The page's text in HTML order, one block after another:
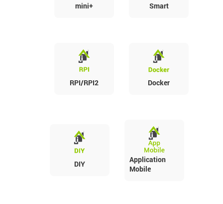
mini+ Smart
RPI/RPI2 Docker
DIY
Application
Mobile